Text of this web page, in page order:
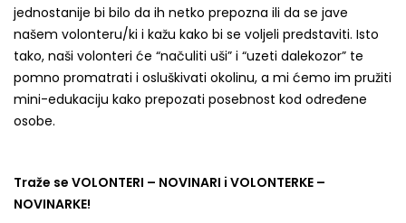
jednostanije bi bilo da ih netko prepozna ili da se jave
našem volonteru/ki i kažu kako bi se voljeli predstaviti. Isto
tako, naši volonteri će “načuliti uši” i “uzeti dalekozor” te
pomno promatrati i osluškivati okolinu, a mi ćemo im pružiti
mini-edukaciju kako prepozati posebnost kod određene
osobe.
Traže se VOLONTERI – NOVINARI i VOLONTERKE –
NOVINARKE!